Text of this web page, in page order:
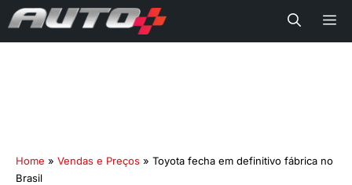
Home » Vendas e Preços » Toyota fecha em definitivo fábrica no
Brasil